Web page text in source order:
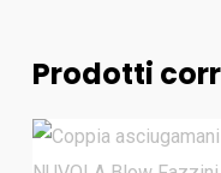
Prodotti